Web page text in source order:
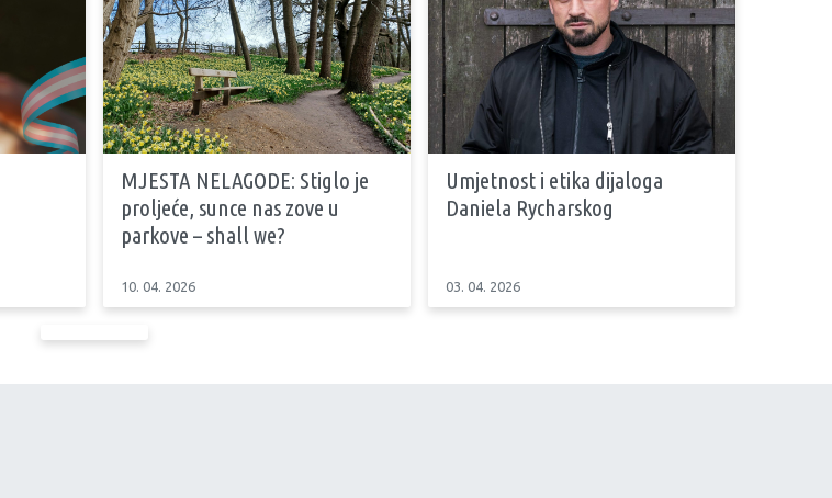
MJESTA NELAGODE: Stiglo je
proljeće, sunce nas zove u
parkove – shall we?
10. 04. 2026
Umjetnost i etika dijaloga
Daniela Rycharskog
03. 04. 2026